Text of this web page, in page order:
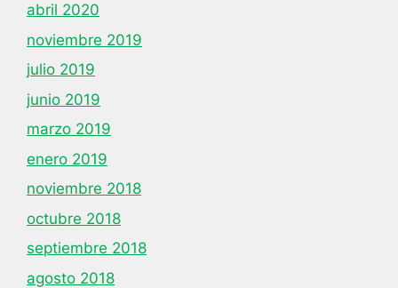
abril 2020
noviembre 2019
julio 2019
junio 2019
marzo 2019
enero 2019
noviembre 2018
octubre 2018
septiembre 2018
agosto 2018